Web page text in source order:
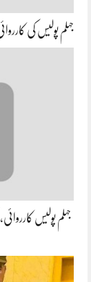
جہلم پولیس کی کارروائی،10 سالہ بچے کو جنسی زیادتی کا نشانہ بنانے
جہلم پولیس